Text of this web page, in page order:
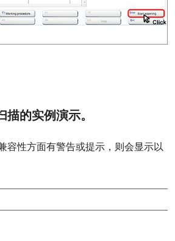
的实例演示。
容性方面有警告或提示，则会显示以